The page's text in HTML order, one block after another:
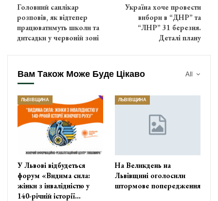
Головний санлікар
розповів, як відтепер
працюватимуть школи та
дитсадки у червоній зоні
Україна хоче провести
вибори в “ДНР” та
“ЛНР” 31 березня.
Деталі плану
All
Вам Також Може Буде Цікаво
ЛЬВІВЩИНА
У Львові відбудеться
форум «Видима сила:
жінки з інвалідністю у
140-річній історії…
ЛЬВІВЩИНА
На Великдень на
Львівщині оголосили
штормове попередження